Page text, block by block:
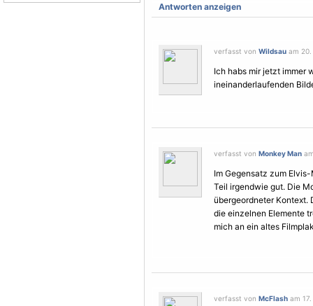
Antworten anzeigen
verfasst von Wildsau am 20.
Ich habs mir jetzt immer
ineinanderlaufenden
verfasst von Monkey Man
Im Gegensatz zum
Teil irgendwie gut. Die
übergeordneter
die einzelnen Elemente
mich an ein altes
verfasst von McFlash am